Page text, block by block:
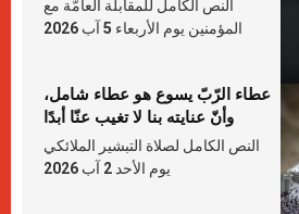
النص الكامل للمقابلة العامّة مع
المؤمنين يوم الأربعاء 5 آب 2026
عطاء الرّبّ يسوع هو عطاء شامل،
وأنّ عنايته بنا لا تغيب عنّا أبدًا
النص الكامل لصلاة التبشير الملائكي
يوم الأحد 2 آب 2026